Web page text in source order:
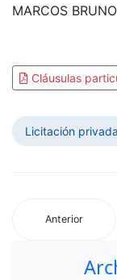
MARCOS
Cláusulas
Licitación privada
Anterior